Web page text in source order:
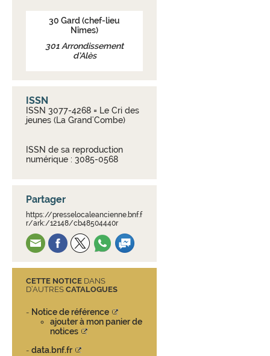
30 Gard(chef-lieu
Nîmes)
301 Arrondissement
d’Alès
ISSN
ISSN 3077-4268 = Le Cri des
jeunes (La Grand'Combe)
ISSN de sa reproduction
numérique : 3085-0568
Partager
https://presselocaleancienne.bnf.f
r/ark:/12148/cb48504440r
CETTE NOTICE DANS
D’AUTRES CATALOGUES
- Notice de référence
ajouter à mon panier de
notices
- data.bnf.fr